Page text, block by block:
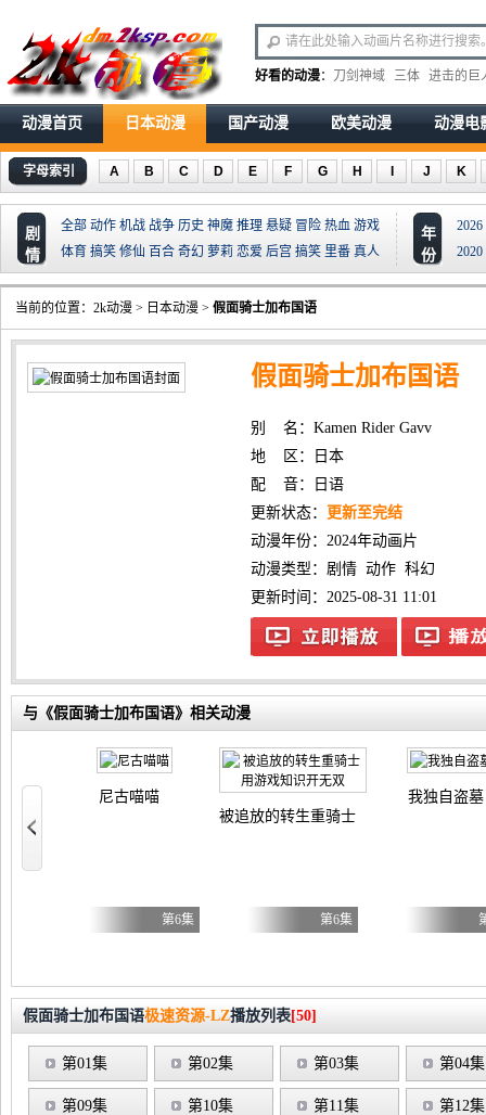
好看的动漫： 刀剑神域 三体 进击的巨
动漫首页 日本动漫 国产动漫 欧美动漫 动漫电
字母索引 A B C D E F G H J K
剧
情
全部 动作 机战 战争 历史 神魔 推理 悬疑 冒险 热血 游戏
体育 搞笑 修仙 百合 奇幻 萝莉 恋爱 后宫 搞笑 里番 真人
年
份
2026
2020
当前的位置： 2k动漫 > 日本动漫 > 假面骑士加布国语
假面骑士加布国语
别 名：Kamen Rider Gavv
地 区：日本
配 音：日语
更新状态：
更新至完结
动漫年份： 2024年动画片
动漫类型： 剧情 动作 科幻
更新时间：2025-08-31 11:01
与《假面骑士加布国语》相关动漫
）！
尼古喵喵
第6集
被追放的转生重骑士用游戏知识开无双
第6集
我独自盗墓
假面骑士加布国语极速资源-LZ播放列表[50]
第01集 第02集 第03集 第04集
第09集 第10集 第11集 第12集